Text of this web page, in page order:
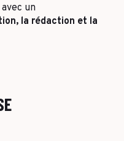
avec un
la rédaction et la